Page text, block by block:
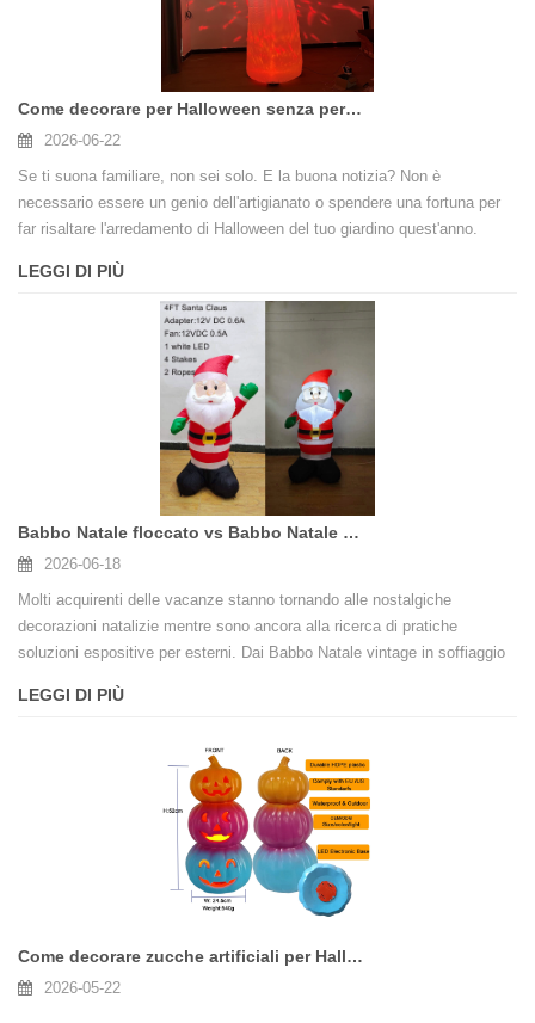
Come decorare per Halloween senza perdere la testa (o il fine settimana)
2026-06-22
Se ti suona familiare, non sei solo. E la buona notizia? Non è
necessario essere un genio dell'artigianato o spendere una fortuna per
far risaltare l'arredamento di Halloween del tuo giardino quest'anno.
LEGGI DI PIÙ
Babbo Natale floccato vs Babbo Natale soffiato vs Babbo Natale gonfiabile: guida completa all'acquisto per il 2026
2026-06-18
Molti acquirenti delle vacanze stanno tornando alle nostalgiche
decorazioni natalizie mentre sono ancora alla ricerca di pratiche
soluzioni espositive per esterni. Dai Babbo Natale vintage in soffiaggio
stile serve un diverso segmento di clientela. Scegliere la giusta
vendite natalizie e sulla soddisfazione dei consumatori.
LEGGI DI PIÙ
Come decorare zucche artificiali per Halloween: una guida completa agli stili finti, in schiuma e in ceramica
2026-05-22